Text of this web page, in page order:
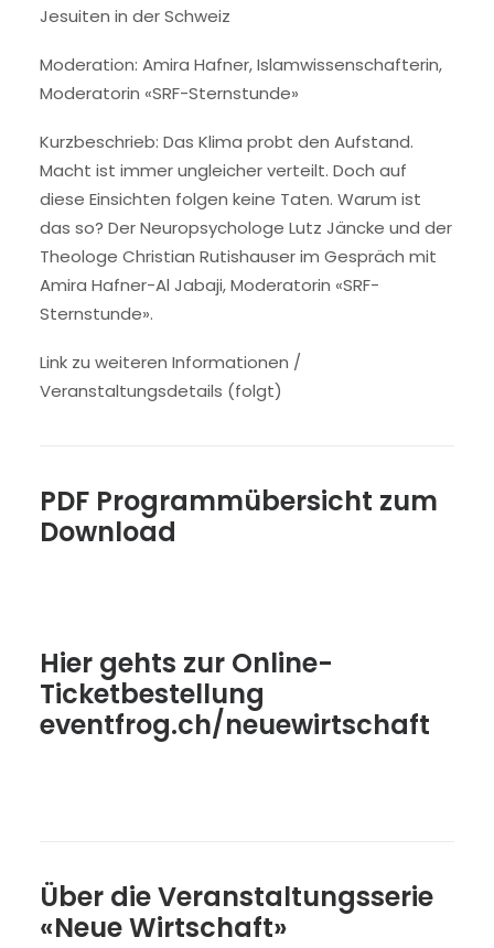
Jesuiten in der Schweiz
Moderation: Amira Hafner, Islamwissenschafterin,
Moderatorin «SRF-Sternstunde»
Kurzbeschrieb: Das Klima probt den Aufstand.
Macht ist immer ungleicher verteilt. Doch auf
diese Einsichten folgen keine Taten. Warum ist
das so? Der Neuropsychologe Lutz Jäncke und der
Theologe Christian Rutishauser im Gespräch mit
Amira Hafner-Al Jabaji, Moderatorin «SRF-
Sternstunde».
Link zu weiteren Informationen /
Veranstaltungsdetails (folgt)
PDF Programmübersicht zum
Download
Hier gehts zur Online-
Ticketbestellung
eventfrog.ch/neuewirtschaft
Über die Veranstaltungsserie
«Neue Wirtschaft»